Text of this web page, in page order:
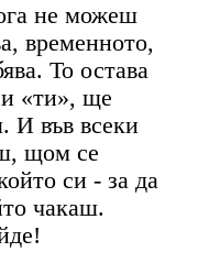
не можеш
временното,
То остава
«ти», ще
И във всеки
щом се
си - за да
чакаш.